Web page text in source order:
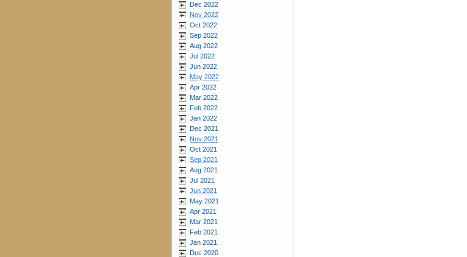
Dec 2022
Nov 2022
Oct 2022
Sep 2022
Aug 2022
Jul 2022
Jun 2022
May 2022
Apr 2022
Mar 2022
Feb 2022
Jan 2022
Dec 2021
Nov 2021
Oct 2021
Sep 2021
Aug 2021
Jul 2021
Jun 2021
May 2021
Apr 2021
Mar 2021
Feb 2021
Jan 2021
Dec 2020